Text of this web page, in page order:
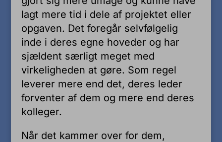
lagt mere tid i dele af projektet eller
opgaven. Det foregår selvfølgelig
inde i deres egne hoveder og har
sjældent særligt meget med
virkeligheden at gøre. Som regel
leverer mere end det, deres leder
forventer af dem og mere end deres
kolleger.
Når det kammer over for dem,